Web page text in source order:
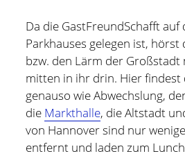
Beruflich beschäftige ich mich mit
HMI-Design, entwickele Tools für
und bin zur Zeit für Prozesse,
(PMT) im Compute Middleware
GmbH verantwortlich.
In meiner Freizeit bin ich Blogger
Da die GastFreundSchafft auf
Parkhauses gelegen ist, hörst
bzw. den Lärm der
mitten in ihr drin. Hier findest
genauso wie Abwechslung,
die Markthalle, die Altstadt
von Hannover sind nur
entfernt und laden zum